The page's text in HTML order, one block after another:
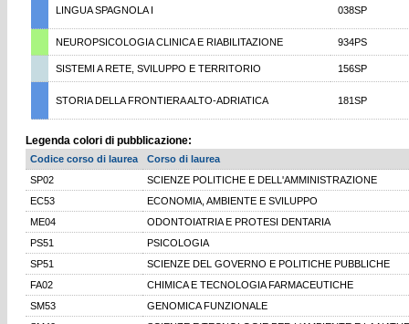
LINGUA SPAGNOLA I 038SP
NEUROPSICOLOGIA CLINICA E RIABILITAZIONE 934PS
SISTEMI A RETE, SVILUPPO E TERRITORIO 156SP
STORIA DELLA FRONTIERA ALTO-ADRIATICA 181SP
Legenda colori di pubblicazione:
Codice corso di laurea
Corso di laurea
SP02
SCIENZE POLITICHE E DELL'AMMINISTRAZIONE
EC53
ECONOMIA, AMBIENTE E SVILUPPO
ME04
ODONTOIATRIA E PROTESI DENTARIA
PS51
PSICOLOGIA
SP51
SCIENZE DEL GOVERNO E POLITICHE PUBBLICHE
FA02
CHIMICA E TECNOLOGIA FARMACEUTICHE
SM53
GENOMICA FUNZIONALE